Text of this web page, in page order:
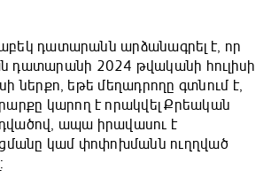
դատարանն արձանագրել է, որ
դատարանի 2024 թվականի հուլիսի
ներքո, եթե մեղադրողը գտնում է,
կարող է որակվել Քրեական
ապա իրավասու է
կամ փոփոխմանն ուղղված